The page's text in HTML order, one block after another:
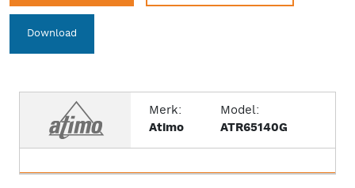
Download
Merk:
Atimo
Model:
ATR65140G